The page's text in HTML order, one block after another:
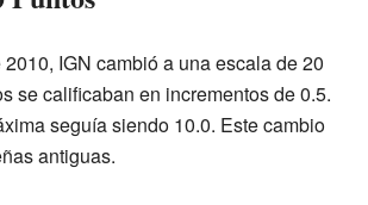
IGN cambió a una escala de 20
se calificaban en incrementos de 0.5.
seguía siendo 10.0. Este cambio
antiguas.